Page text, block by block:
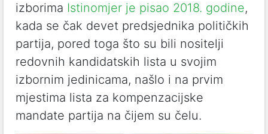
izborima Istinomjer je pisao 2018. godine,
kada se čak devet predsjednika političkih
partija, pored toga što su bili nositelji
redovnih kandidatskih lista u svojim
izbornim jedinicama, našlo i na prvim
mjestima lista za kompenzacijske
mandate partija na čijem su čelu.